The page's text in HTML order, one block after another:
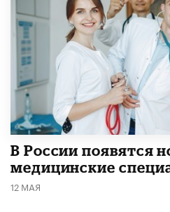
В России появятся
медицинские
12 МАЯ